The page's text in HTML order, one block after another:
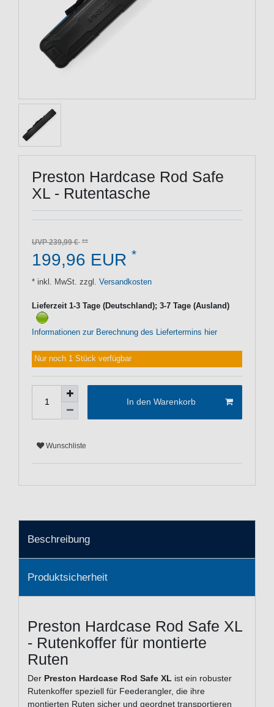
Preston Hardcase Rod Safe
XL - Rutentasche
UVP 239,99 €
199,96 EUR *
* inkl. MwSt. zzgl. Versandkosten
Lieferzeit 1-3 Tage (Deutschland); 3-7 Tage (Ausland)
Informationen zur Berechnung des Liefertermins hier
Nur noch 1 Stück verfügbar
In den Warenkorb
Wunschliste
Beschreibung
Produktsicherheit
Preston Hardcase Rod Safe XL
- Rutenkoffer für montierte
Ruten
Der Preston Hardcase Rod Safe XL ist ein robuster
Rutenkoffer speziell für Feederangler, die ihre
montierten Ruten sicher und geordnet transportieren